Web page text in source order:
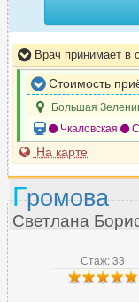
Массажист
Миколог
Н
Нарколог
Невролог
Нейропсихолог
Нейрофизиолог
Нейрохирург
Нефролог
Нутрициолог
Врач принимает в
Стоимость
Большая
Чкаловская
На карте
Стаж: 33
Громова
Светлана